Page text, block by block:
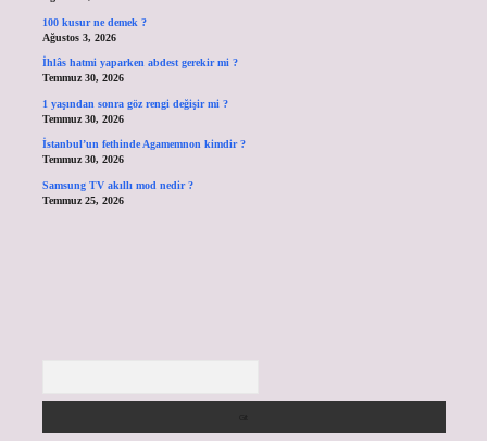
100 kusur ne demek ?
Ağustos 3, 2026
İhlâs hatmi yaparken abdest gerekir mi ?
Temmuz 30, 2026
1 yaşından sonra göz rengi değişir mi ?
Temmuz 30, 2026
İstanbul’un fethinde Agamemnon kimdir ?
Temmuz 30, 2026
Samsung TV akıllı mod nedir ?
Temmuz 25, 2026